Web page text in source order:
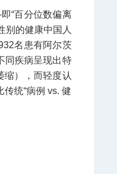
“百分位数偏离
别的健康中国人
名患有阿尔茨
同疾病呈现出特
缩），而轻度认
统“病例 vs. 健